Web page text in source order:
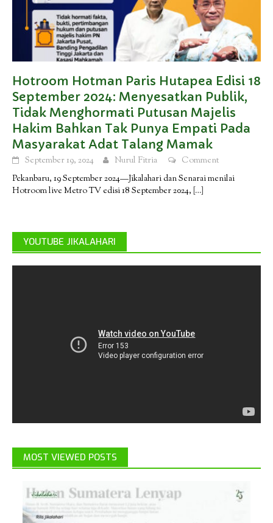
Hotroom Hotman Paris Hutapea Edisi 18
September 2024: Menyesatkan Publik,
Tidak Menghormati Putusan Majelis
Hakim Bahkan Tak Punya Empati Pada
Masyarakat Adat Talang Mamak
September 19, 2024 Nurul Fitria
Comment
Pekanbaru, 19 September 2024—Jikalahari dan Senarai menilai
Hotroom live Metro TV edisi 18 September 2024, […]
YOUTUBE JIKALAHARI
MOST VIEWED POSTS